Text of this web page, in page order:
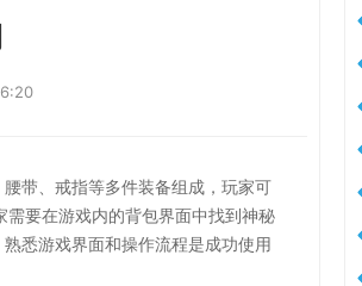
带、戒指等多件装备组成，玩家可
要在游戏内的背包界面中找到神秘
悉游戏界面和操作流程是成功使用